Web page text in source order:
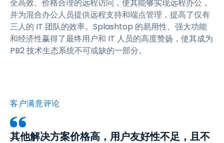
全高效、价格合理的远程访问，使其能够实现远程办公，
并为混合办公人员提供远程支持和端点管理，提高了仅有
三人的 IT 团队的效率。Splashtop 的易用性、强大功能
和经济性赢得了最终用户和 IT 人员的高度赞扬，使其成为
PB2 技术生态系统不可或缺的一部分。
客户满意评论
其他解决方案价格高，用户友好性不足，且不